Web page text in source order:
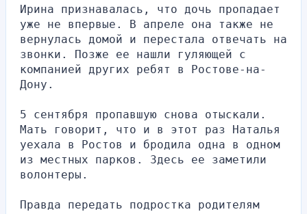
Ирина признавалась, что дочь пропадает
уже не впервые. В апреле она также не
вернулась домой и перестала отвечать на
звонки. Позже ее нашли гуляющей с
компанией других ребят в Ростове-на-
Дону.
5 сентября пропавшую снова отыскали.
Мать говорит, что и в этот раз Наталья
уехала в Ростов и бродила одна в одном
из местных парков. Здесь ее заметили
волонтеры.
Правда передать подростка родителям